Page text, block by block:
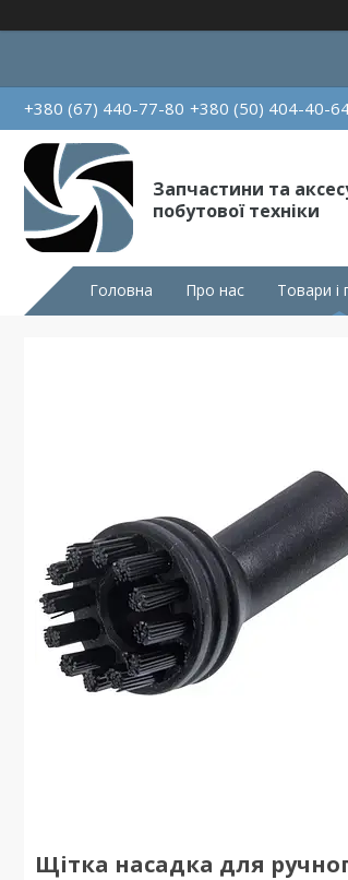
+380 (67) 440-77-80 +380 (50) 404-40-
Запчастини та
побутової техніки
Головна Про нас Товари і
Щітка насадка для